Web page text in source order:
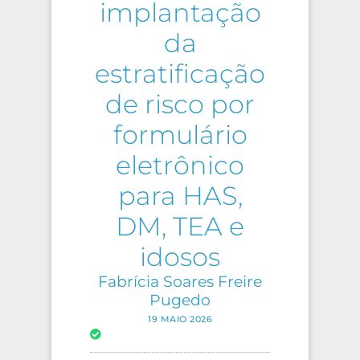
implantação
da
estratificação
de risco por
formulário
eletrônico
para HAS,
DM, TEA e
idosos
Fabrícia Soares Freire
Pugedo
19 MAIO 2026